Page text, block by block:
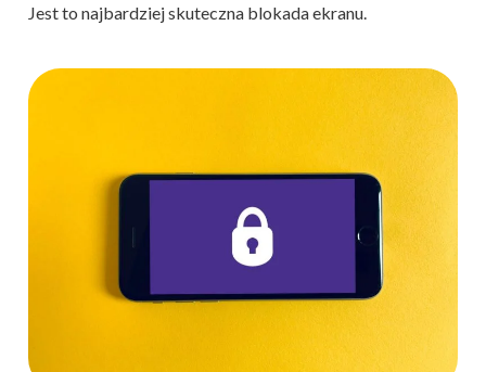
Jest to najbardziej skuteczna blokada ekranu.